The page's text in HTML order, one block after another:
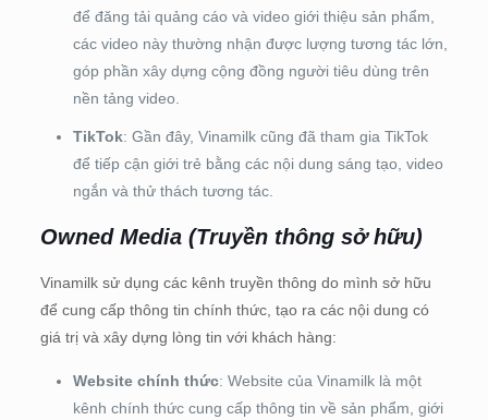
để đăng tải quảng cáo và video giới thiệu sản phẩm,
các video này thường nhận được lượng tương tác lớn,
góp phần xây dựng cộng đồng người tiêu dùng trên
nền tảng video.
TikTok: Gần đây, Vinamilk cũng đã tham gia TikTok
để tiếp cận giới trẻ bằng các nội dung sáng tạo, video
ngắn và thử thách tương tác.
Owned Media (Truyền thông sở hữu)
Vinamilk sử dụng các kênh truyền thông do mình sở hữu
để cung cấp thông tin chính thức, tạo ra các nội dung có
giá trị và xây dựng lòng tin với khách hàng:
Website chính thức: Website của Vinamilk là một
kênh chính thức cung cấp thông tin về sản phẩm, giới